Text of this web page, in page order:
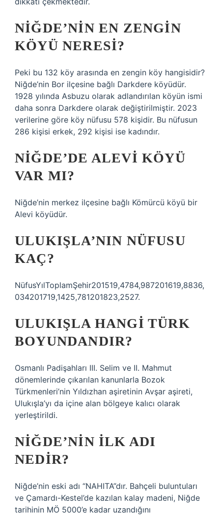
NIĞDE’NIN EN ZENGIN
KÖYÜ NERESI?
Peki bu 132 köy arasında en zengin köy hangisidir?
Niğde’nin Bor ilçesine bağlı Darkdere köyüdür.
1928 yılında Asbuzu olarak adlandırılan köyün ismi
daha sonra Darkdere olarak değiştirilmiştir. 2023
verilerine göre köy nüfusu 578 kişidir. Bu nüfusun
286 kişisi erkek, 292 kişisi ise kadındır.
NIĞDE’DE ALEVI KÖYÜ
VAR MI?
Niğde’nin merkez ilçesine bağlı Kömürcü köyü bir
Alevi köyüdür.
ULUKIŞLA’NIN NÜFUSU
KAÇ?
NüfusYılToplamŞehir201519,4784,987201619,8836,
034201719,1425,781201823,2527.
ULUKIŞLA HANGI TÜRK
BOYUNDANDIR?
Osmanlı Padişahları III. Selim ve II. Mahmut
dönemlerinde çıkarılan kanunlarla Bozok
Türkmenleri’nin Yıldızhan aşiretinin Avşar aşireti,
Ulukışla’yı da içine alan bölgeye kalıcı olarak
yerleştirildi.
NIĞDE’NIN ILK ADI
NEDIR?
Niğde’nin eski adı “NAHITA”dır. Bahçeli buluntuları
ve Çamardı-Kestel’de kazılan kalay madeni, Niğde
tarihinin MÖ 5000’e kadar uzandığını